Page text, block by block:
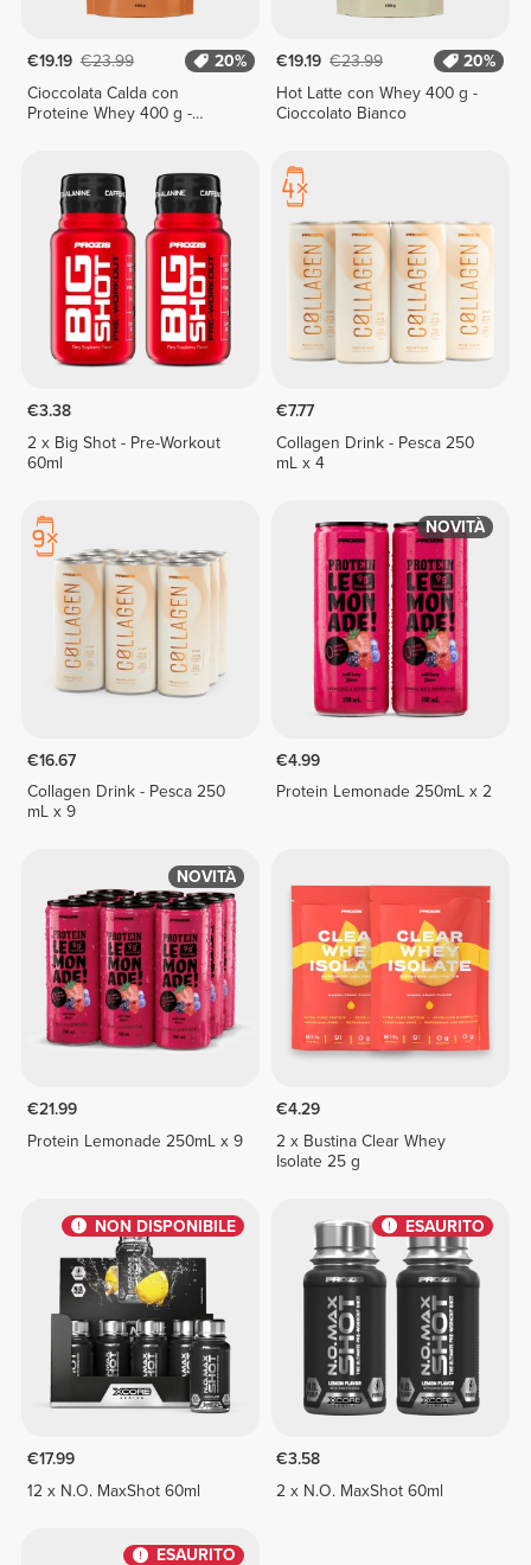
€19.19 €23.99
20%
Cioccolata Calda con
Proteine Whey 400 g -
€19.19 €23.99
20%
Hot Latte con Whey 400 g -
Cioccolato Bianco
€3.38
2 x Big Shot - Pre-Workout
60ml
€7.77
Collagen Drink - Pesca 250
mL x 4
€16.67
Collagen Drink - Pesca 250
mL x 9
NOVITÀ
€4.99
Protein Lemonade 250mL x 2
NOVITÀ
€21.99
Protein Lemonade 250mL x 9
€4.29
2 x Bustina Clear Whey
Isolate 25 g
NON DISPONIBILE
€17.99
12 x N.O. MaxShot 60ml
ESAURITO
€3.58
2 x N.O. MaxShot 60ml
ESAURITO